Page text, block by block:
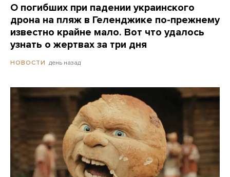
О погибших при падении украинского
дрона на пляж в Геленджике по-прежнему
известно крайне мало. Вот что удалось
узнать о жертвах за три дня
НОВОСТИ день назад